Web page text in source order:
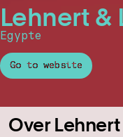
Lehnert &
Egypte
Go to website
Over